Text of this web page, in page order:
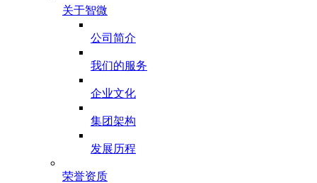
关于智微
公司简介
我们的服务
企业文化
集团架构
发展历程
荣誉资质